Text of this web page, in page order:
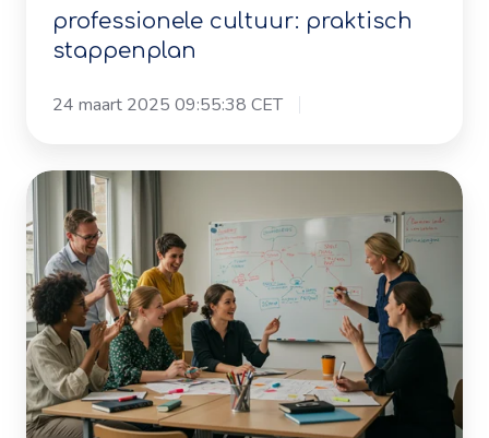
24 maart 2025 09:55:38 CET
Effectieve
De
7
stappen
van
gewoontevorming